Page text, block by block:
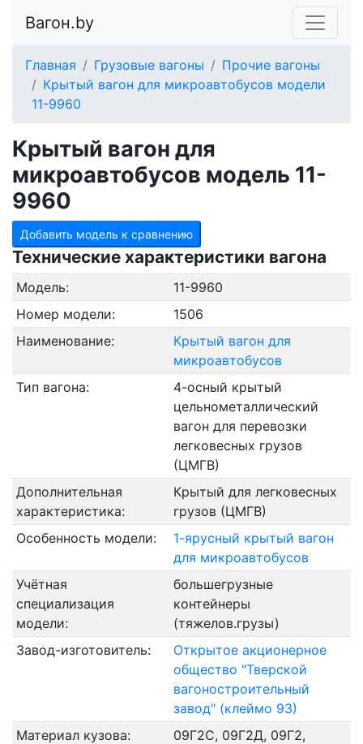
Вагон.by
Главная Грузовые вагоны
Прочие вагоны
Крытый вагон для микроавтобусов модели
11-9960
Крытый вагон для
микроавтобусов модель 11-
9960
Добавить модель к сравнению
Технические характеристики вагона
Модель:
11-9960
Номер модели:
1506
Наименование:
Крытый вагон для
микроавтобусов
Тип вагона:
4-осный крытый
цельнометаллический
вагон для перевозки
легковесных грузов
(ЦМГВ)
Дополнительная
характеристика:
Крытый для легковесных
грузов (ЦМГВ)
Особенность модели:
1-ярусный крытый вагон
для микроавтобусов
Учётная
специализация
модели:
большегрузные
контейнеры
(тяжелов.грузы)
Завод-изготовитель:
Открытое акционерное
общество "Тверской
вагоностроительный
завод" (клеймо 93)
Материал кузова:
09Г2С, 09Г2Д, 09Г2,